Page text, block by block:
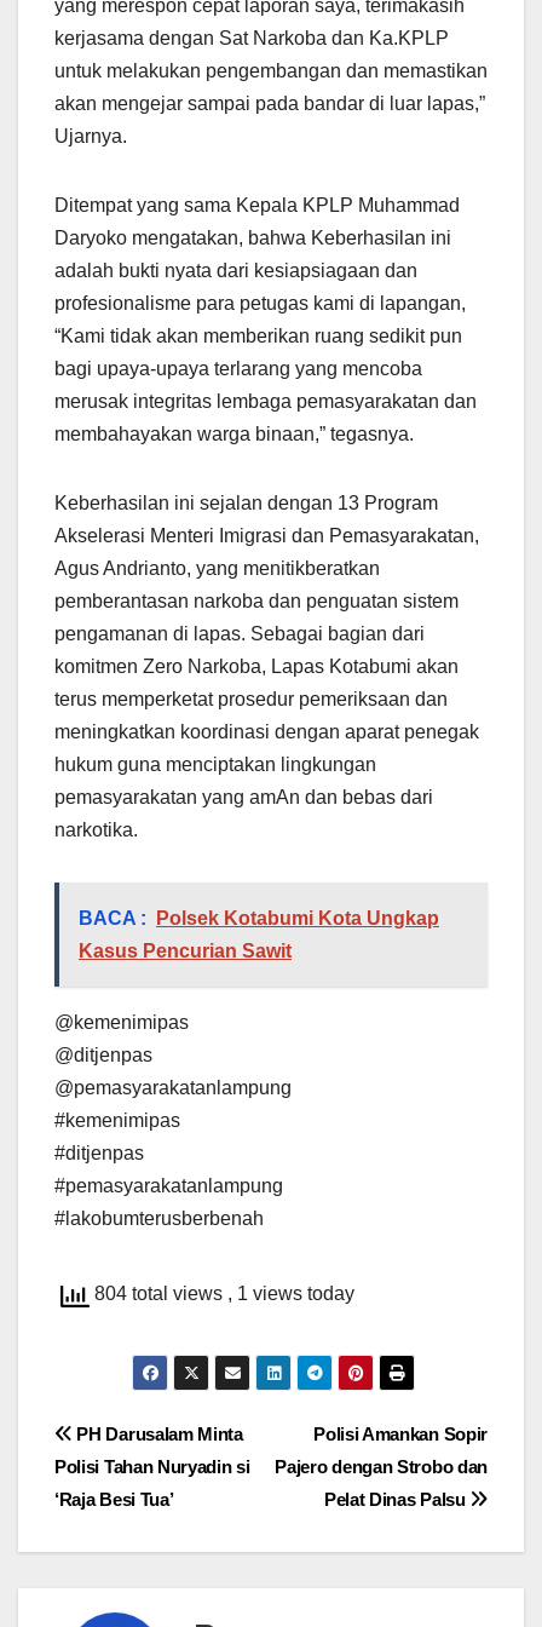
yang merespon cepat laporan saya, terimakasih
kerjasama dengan Sat Narkoba dan Ka.KPLP
untuk melakukan pengembangan dan memastikan
akan mengejar sampai pada bandar di luar lapas,”
Ujarnya.
Ditempat yang sama Kepala KPLP Muhammad
Daryoko mengatakan, bahwa Keberhasilan ini
adalah bukti nyata dari kesiapsiagaan dan
profesionalisme para petugas kami di lapangan,
“Kami tidak akan memberikan ruang sedikit pun
bagi upaya-upaya terlarang yang mencoba
merusak integritas lembaga pemasyarakatan dan
membahayakan warga binaan,” tegasnya.
Keberhasilan ini sejalan dengan 13 Program
Akselerasi Menteri Imigrasi dan Pemasyarakatan,
Agus Andrianto, yang menitikberatkan
pemberantasan narkoba dan penguatan sistem
pengamanan di lapas. Sebagai bagian dari
komitmen Zero Narkoba, Lapas Kotabumi akan
terus memperketat prosedur pemeriksaan dan
meningkatkan koordinasi dengan aparat penegak
hukum guna menciptakan lingkungan
pemasyarakatan yang amAn dan bebas dari
narkotika.
BACA :
Polsek Kotabumi Kota Ungkap
Kasus Pencurian Sawit
@kemenimipas
@ditjenpas
@pemasyarakatanlampung
#kemenimipas
#ditjenpas
#pemasyarakatanlampung
#lakobumterusberbenah
804 total views , 1 views today
Navigasi
pos
Polisi Amankan Sopir
Pajero dengan Strobo dan
Pelat Dinas Palsu
PH Darusalam Minta
Polisi Tahan Nuryadin si
‘Raja Besi Tua’